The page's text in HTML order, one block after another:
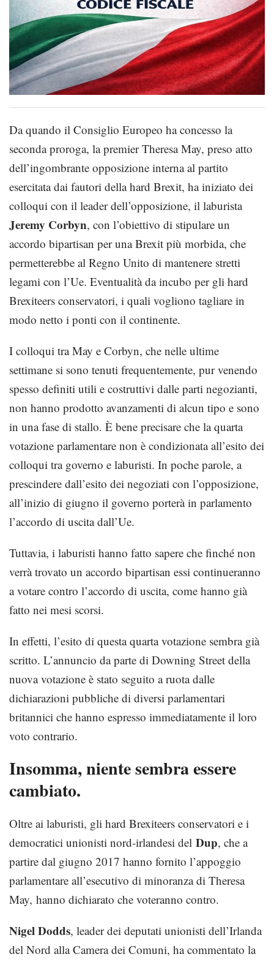
Da quando il Consiglio Europeo ha concesso la
seconda proroga, la premier Theresa May, preso atto
dell’ingombrante opposizione interna al partito
esercitata dai fautori della hard Brexit, ha iniziato dei
colloqui con il leader dell’opposizione, il laburista
Jeremy Corbyn, con l’obiettivo di stipulare un
accordo bipartisan per una Brexit più morbida, che
permetterebbe al Regno Unito di mantenere stretti
legami con l’Ue. Eventualità da incubo per gli hard
Brexiteers conservatori, i quali vogliono tagliare in
modo netto i ponti con il continente.
I colloqui tra May e Corbyn, che nelle ultime
settimane si sono tenuti frequentemente, pur venendo
spesso definiti utili e costruttivi dalle parti negozianti,
non hanno prodotto avanzamenti di alcun tipo e sono
in una fase di stallo. È bene precisare che la quarta
votazione parlamentare non è condizionata all’esito dei
colloqui tra governo e laburisti. In poche parole, a
prescindere dall’esito dei negoziati con l’opposizione,
all’inizio di giugno il governo porterà in parlamento
l’accordo di uscita dall’Ue.
Tuttavia, i laburisti hanno fatto sapere che finché non
verrà trovato un accordo bipartisan essi continueranno
a votare contro l’accordo di uscita, come hanno già
fatto nei mesi scorsi.
In effetti, l’esito di questa quarta votazione sembra già
scritto. L’annuncio da parte di Downing Street della
nuova votazione è stato seguito a ruota dalle
dichiarazioni pubbliche di diversi parlamentari
britannici che hanno espresso immediatamente il loro
voto contrario.
Insomma, niente sembra essere
cambiato.
Oltre ai laburisti, gli hard Brexiteers conservatori e i
democratici unionisti nord-irlandesi del Dup, che a
partire dal giugno 2017 hanno fornito l’appoggio
parlamentare all’esecutivo di minoranza di Theresa
May, hanno dichiarato che voteranno contro.
Nigel Dodds, leader dei deputati unionisti dell’Irlanda
del Nord alla Camera dei Comuni, ha commentato la